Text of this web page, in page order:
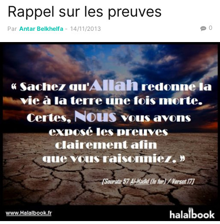
Rappel sur les preuves
Par Antar Belkhelfa - 14/11/2013 0